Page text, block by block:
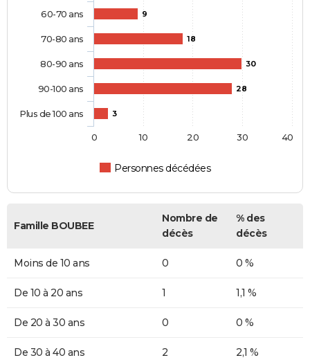
9
18
30
28
3
Personnes décédées
60-70 ans
70-80 ans
80-90 ans
90-100 ans
Plus de 100 ans
0 10 20 30 40
Famille BOUBEE
Nombre de
décès
% des
décès
Moins de 10 ans 0 0 %
De 10 à 20 ans 1 1,1 %
De 20 à 30 ans 0 0 %
De 30 à 40 ans 2 2,1 %